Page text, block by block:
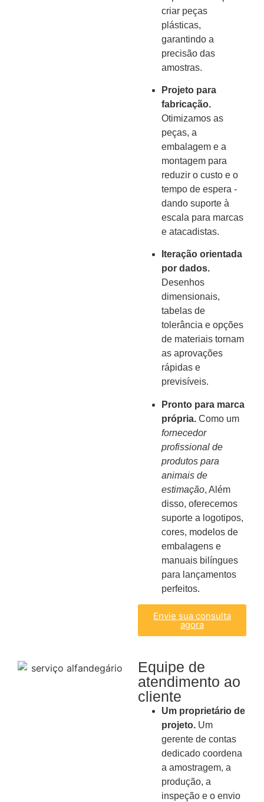
criar peças
plásticas,
garantindo a
precisão das
amostras.
Projeto para
fabricação.
Otimizamos as
peças, a
embalagem e a
montagem para
reduzir o custo e o
tempo de espera -
dando suporte à
escala para marcas
e atacadistas.
Iteração orientada
por dados.
Desenhos
dimensionais,
tabelas de
tolerância e opções
de materiais tornam
as aprovações
rápidas e
previsíveis.
Pronto para marca
própria. Como um
fornecedor
profissional de
produtos para
animais de
estimação, Além
disso, oferecemos
suporte a logotipos,
cores, modelos de
embalagens e
manuais bilíngues
para lançamentos
perfeitos.
Envie sua consulta
agora
Equipe de
atendimento ao
cliente
Um proprietário de
projeto. Um
gerente de contas
dedicado coordena
a amostragem, a
produção, a
inspeção e o envio